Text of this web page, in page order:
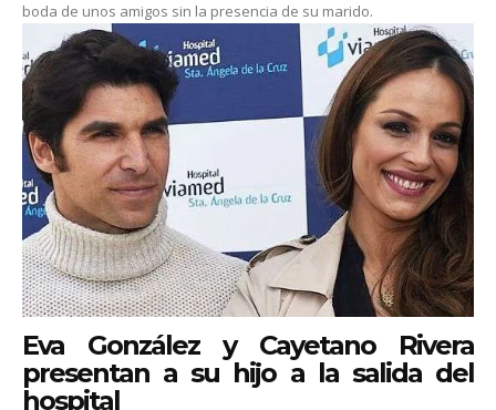
boda de unos amigos sin la presencia de su marido.
Eva González y Cayetano Rivera
presentan a su hijo a la salida del
hospital